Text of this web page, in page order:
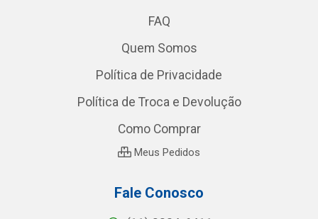
FAQ
Quem Somos
Política de Privacidade
Política de Troca e Devolução
Como Comprar
Meus Pedidos
Fale Conosco